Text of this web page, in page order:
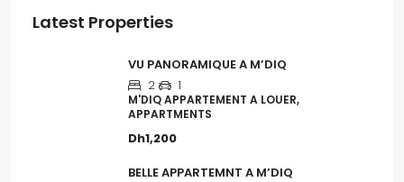
Latest Properties
VU PANORAMIQUE A M’DIQ
2
1
M'DIQ APPARTEMENT A LOUER,
APPARTMENTS
Dh1,200
BELLE APPARTEMNT A M’DIQ